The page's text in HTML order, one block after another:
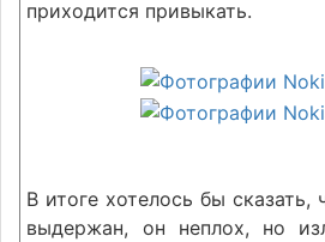
приходится привыкать.
В итоге хотелось бы сказать,
выдержан, он неплох, но